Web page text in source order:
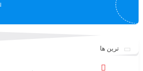
ترین ها